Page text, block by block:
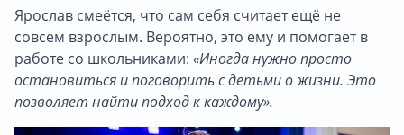
Ярослав смеётся, что сам себя считает ещё не
совсем взрослым. Вероятно, это ему и помогает в
работе со школьниками: «Иногда нужно просто
остановиться и поговорить с детьми о жизни. Это
позволяет найти подход к каждому».